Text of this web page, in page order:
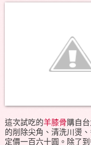
這次試吃的羊膝骨購自
的削除尖角、清洗川燙
定價一百六十圓。除了